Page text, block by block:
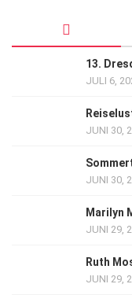
13.
JULI 6,
JUNI 30,
JUNI 30,
Marilyn
JUNI 29,
Ruth
JUNI 29,